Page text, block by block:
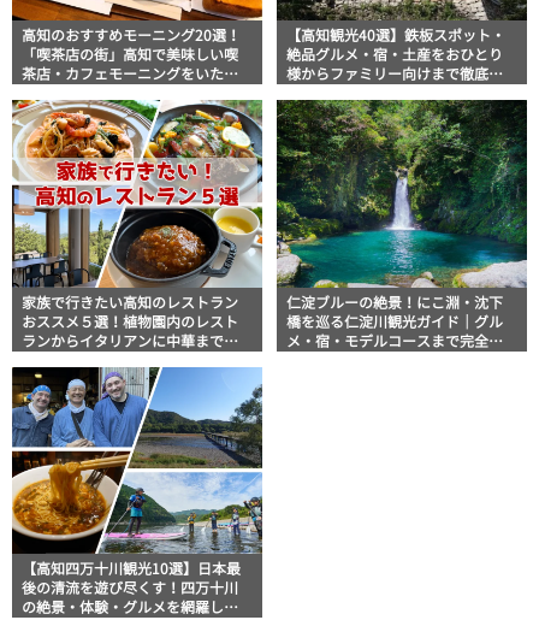
高知のおすすめモーニング20選！
「喫茶店の街」高知で美味しい喫
茶店・カフェモーニングをいただ
【高知観光40選】鉄板スポット・
絶品グルメ・宿・土産をおひとり
様からファミリー向けまで徹底解
家族で行きたい高知のレストラン
おススメ５選！植物園内のレスト
ランからイタリアンに中華まで楽
仁淀ブルーの絶景！にこ淵・沈下
橋を巡る仁淀川観光ガイド｜グル
メ・宿・モデルコースまで完全網
【高知四万十川観光10選】日本最
後の清流を遊び尽くす！四万十川
の絶景・体験・グルメを網羅した